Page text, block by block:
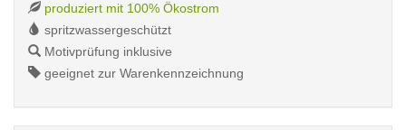
produziert mit 100% Ökostrom
spritzwassergeschützt
Motivprüfung inklusive
geeignet zur Warenkennzeichnung